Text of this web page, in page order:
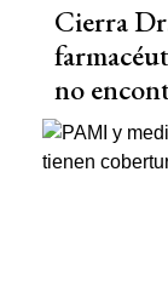
Cierra
no